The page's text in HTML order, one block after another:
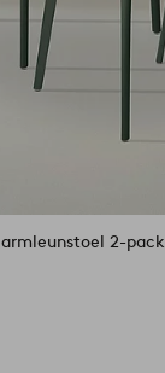
armleunstoel 2-pack